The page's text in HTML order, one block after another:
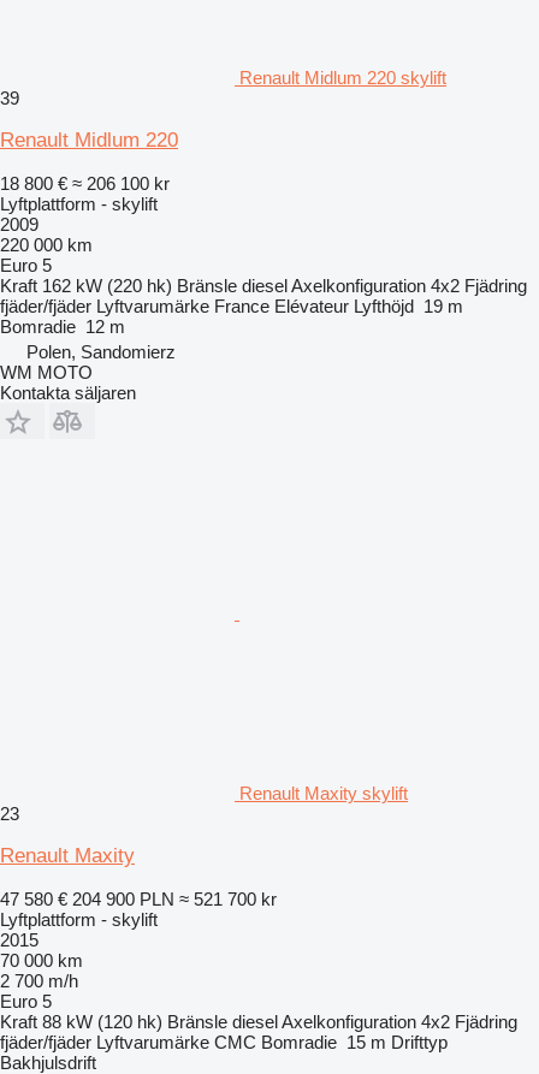
Renault Midlum 220 skylift
39
Renault Midlum 220
18 800 € ≈ 206 100 kr
Lyftplattform - skylift
2009
220 000 km
Euro 5
Kraft 162 kW (220 hk) Bränsle dieselAxelkonfiguration 4x2 Fjädring
fjäder/fjäder Lyftvarumärke France Elévateur Lyfthöjd 19 m
Bomradie 12 m
Polen, Sandomierz
WM MOTO
Kontakta säljaren
Renault Maxity skylift
23
Renault Maxity
47 580 € 204 900 PLN ≈ 521 700 kr
Lyftplattform - skylift
2015
70 000 km
2 700 m/h
Euro 5
Kraft 88 kW (120 hk) Bränsle dieselAxelkonfiguration 4x2 Fjädring
fjäder/fjäder Lyftvarumärke CMC Bomradie 15 m Drifttyp
Bakhjulsdrift